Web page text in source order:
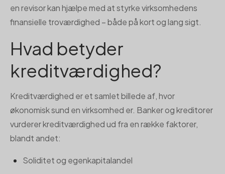
en revisor kan hjælpe med at styrke virksomhedens
finansielle troværdighed – både på kort og lang sigt.
Hvad betyder
kreditværdighed?
Kreditværdighed er et samlet billede af, hvor
økonomisk sund en virksomhed er. Banker og kreditorer
vurderer kreditværdighed ud fra en række faktorer,
blandt andet:
Soliditet og egenkapitalandel